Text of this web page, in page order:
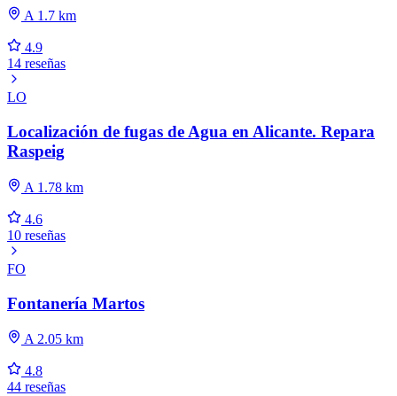
A 1.7 km
4.9
14 reseñas
LO
Localización de fugas de Agua en Alicante. Repara
Raspeig
A 1.78 km
4.6
10 reseñas
FO
Fontanería Martos
A 2.05 km
4.8
44 reseñas